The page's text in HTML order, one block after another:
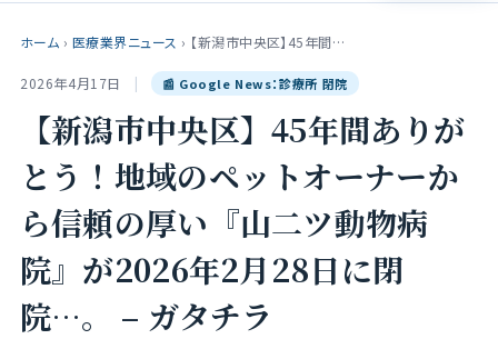
ホーム › 医療業界ニュース › 【新潟市中央区】45年間…
2026年4月17日 | 📰 Google News：診療所 閉院
【新潟市中央区】45年間ありが
とう！地域のペットオーナーか
ら信頼の厚い『山二ツ動物病
院』が2026年2月28日に閉
院…。 – ガタチラ